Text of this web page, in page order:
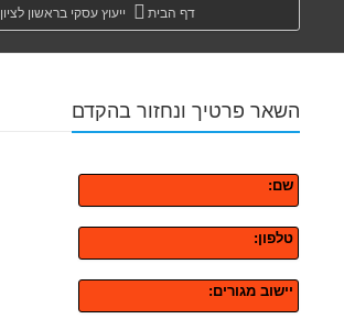
דף הבית ייעוץ עסקי בראשון לציון
השאר פרטיך ונחזור בהקדם
שם:
טלפון:
יישוב מגורים: